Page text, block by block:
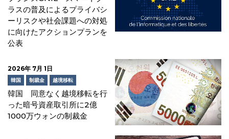
ラスの普及によるプライバシ
ーリスクや社会課題への対処
に向けたアクションプランを
公表
2026年 7月 1日
韓国 制裁金 越境移転
韓国 同意なく越境移転を行
った暗号資産取引所に2億
1000万ウォンの制裁金